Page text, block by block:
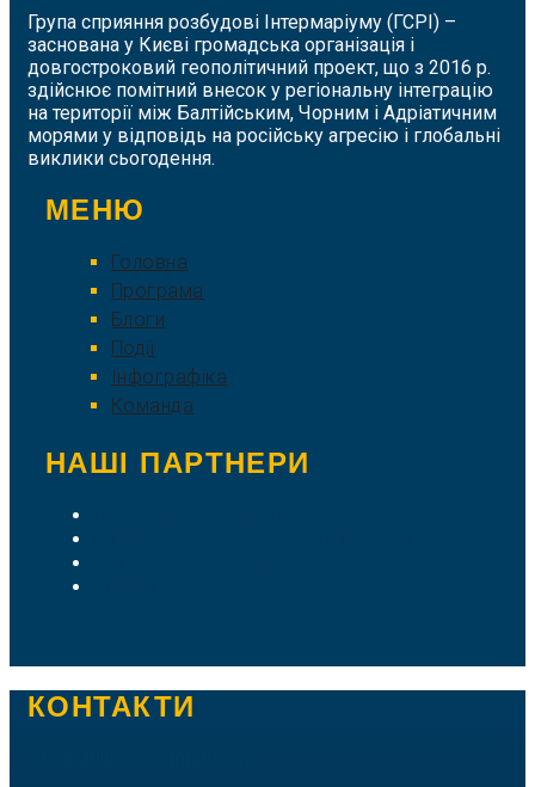
Група сприяння розбудові Інтермаріуму (ГСРІ) –
заснована у Києві громадська організація і
довгостроковий геополітичний проект, що з 2016 р.
здійснює помітний внесок у регіональну інтеграцію
на території між Балтійським, Чорним і Адріатичним
морями у відповідь на російську агресію і глобальні
виклики сьогодення.
МЕНЮ
Головна
Програма
Блоги
Події
Інфографіка
Команда
НАШІ ПАРТНЕРИ
КОНТАКТИ